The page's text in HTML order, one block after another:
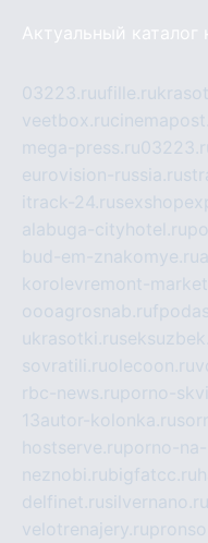
Актуальный
03223.ruufille.ru
veetbox.ru
mega-press.ru
eurovision-russia.ru
itrack-24.ru
alabuga-cityhotel.ru
bud-em-znakomye.ru
korolevremont-
oooagrosnab.ru
ukrasotki.ru
sovratili.ruolecoon.ru
rbc-news.ruporno-
13autor-kolonka.ru
hostserve.ruporno-
neznobi.rubigfatcc.ru
delfinet.rusilvernano.ru
velotrenajery.ru